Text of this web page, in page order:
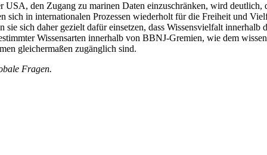
den Zugang zu marinen Daten einzuschränken, wird deutlich,
in internationalen Prozessen wiederholt für die Freiheit und
sich daher gezielt dafür einsetzen, dass Wissensvielfalt
Wissensarten innerhalb von BBNJ-Gremien, wie dem
gleichermaßen zugänglich sind.
Fragen.